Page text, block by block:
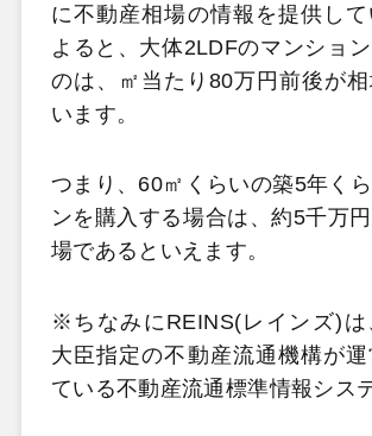
に不動産相場の情報を提供し
よると、大体2LDFのマンショ
のは、㎡当たり80万円前後が
います。
つまり、60㎡くらいの築5年く
ンを購入する場合は、約5千万
場であるといえます。
※ちなみにREINS(レインズ)は
大臣指定の不動産流通機構が
ている不動産流通標準情報シス